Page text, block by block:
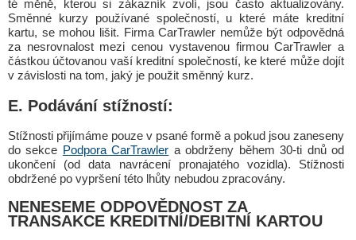
té měně, kterou si zákazník zvolí, jsou často aktualizovány.
Směnné kurzy používané společností, u které máte kreditní
kartu, se mohou lišit. Firma CarTrawler nemůže být odpovědná
za nesrovnalost mezi cenou vystavenou firmou CarTrawler a
částkou účtovanou vaší kreditní společností, ke které může dojít
v závislosti na tom, jaký je použit směnný kurz.
E. Podávání stížností:
Stížnosti přijímáme pouze v psané formě a pokud jsou zaneseny
do sekce Podpora CarTrawler a obdrženy během 30-ti dnů od
ukončení (od data navrácení pronajatého vozidla). Stížnosti
obdržené po vypršení této lhůty nebudou zpracovány.
NENESEME ODPOVĚDNOST ZA
TRANSAKCE KREDITNÍ/DEBITNÍ KARTOU